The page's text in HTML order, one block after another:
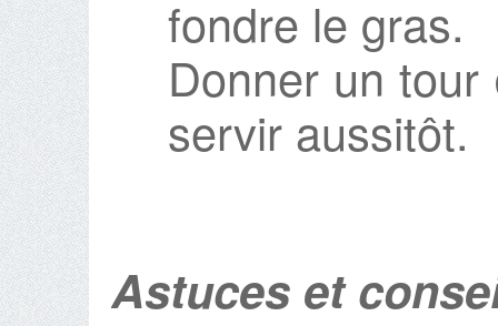
fondre le gras.
Donner un
servir aussitôt.
Astuces et